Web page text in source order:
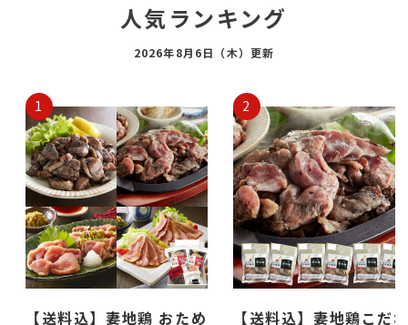
人気ランキング
2026年8月6日（木）更新
1
【送料込】妻地鶏 おため
2
【送料込】妻地鶏こだ